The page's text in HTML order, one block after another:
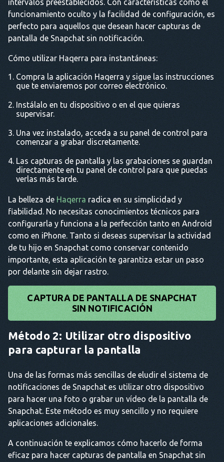
intervalos preestablecidos. Con características como el
funcionamiento oculto y la facilidad de configuración, es
perfecto para aquellos que desean hacer capturas de
pantalla de Snapchat sin notificación.
Cómo utilizar Haqerra para instantáneas:
Compra la aplicación Haqerra y sigue las instrucciones
que te enviaremos por correo electrónico.
Instálalo en tu dispositivo o en el que quieras
supervisar.
Una vez instalado, acceda a su panel de control para
comenzar a grabar discretamente.
Las capturas de pantalla y las grabaciones se guardan
directamente en tu panel de control para que puedas
verlas más tarde.
La belleza de Haqerra radica en su simplicidad y
fiabilidad. No necesitas conocimientos técnicos para
configurarla y funciona a la perfección tanto en Android
como en iPhone. Tanto si deseas supervisar la actividad
de tu hijo en Snapchat como conservar contenido
importante, esta aplicación te garantiza estar un paso
por delante sin dejar rastro.
CAPTURA DE PANTALLA DE SNAPCHAT
SIN NOTIFICACIÓN
Método 2: Utilizar otro dispositivo
para capturar la pantalla
Una de las formas más sencillas de eludir el sistema de
notificaciones de Snapchat es utilizar otro dispositivo
para hacer una foto o grabar un vídeo de la pantalla de
Snapchat. Este método es muy sencillo y no requiere
aplicaciones adicionales.
A continuación te explicamos cómo hacerlo de forma
eficaz para hacer capturas de pantalla en Snapchat sin